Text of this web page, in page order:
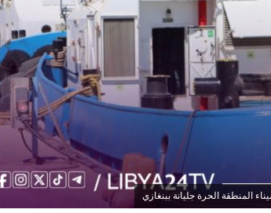
المنطقة الحرة جليانة ببنغازي